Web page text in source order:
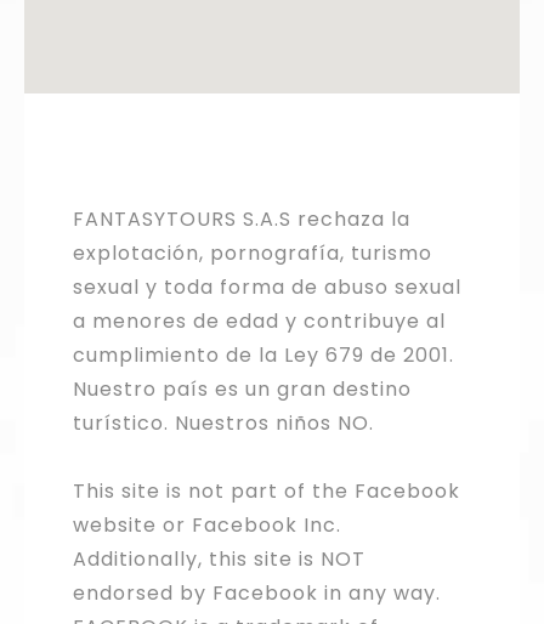
FANTASYTOURS S.A.S rechaza la
explotación, pornografía, turismo
sexual y toda forma de abuso sexual
a menores de edad y contribuye al
cumplimiento de la Ley 679 de 2001.
Nuestro país es un gran destino
turístico. Nuestros niños NO.
This site is not part of the Facebook
website or Facebook Inc.
Additionally, this site is NOT
endorsed by Facebook in any way.